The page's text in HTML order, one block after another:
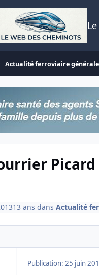
Actualité ferroviaire générale
13 ans dans Actualité
Publication: 25 juin